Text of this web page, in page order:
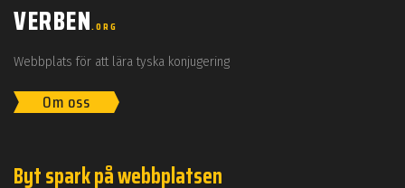
VERBEN.ORG
Webbplats för att lära tyska konjugering
Om oss
Byt spark på webbplatsen